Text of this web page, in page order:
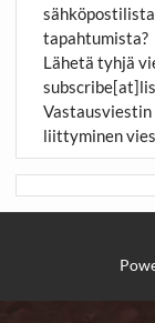
tapahtumista?
Lähetä tyhjä
liittyminen